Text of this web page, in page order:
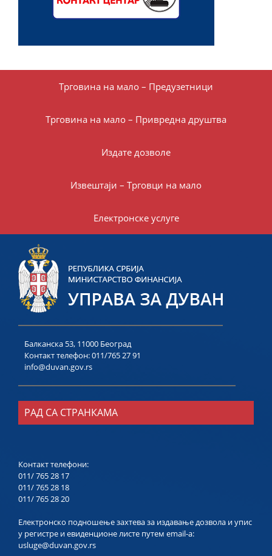
Трговина на мало – Предузетници
Трговина на мало – Привредна друштва
Издате дозволе
Извештаји – Трговци на мало
Електронске услуге
Балканска 53, 11000 Београд
Контакт телефон:011/765 27 91
info@duvan.gov.rs
РАД СА СТРАНКАМА
Контакт телефони:
011/ 765 28 17
011/ 765 28 18
011/ 765 28 20
Електронско подношење захтева за издавање дозвола и упис
у регистре и евиденционе листе путем email-a:
usluge@duvan.gov.rs